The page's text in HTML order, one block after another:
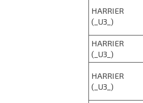
HARRIER
(_U3_)
HARRIER
(_U3_)
HARRIER
(_U3_)